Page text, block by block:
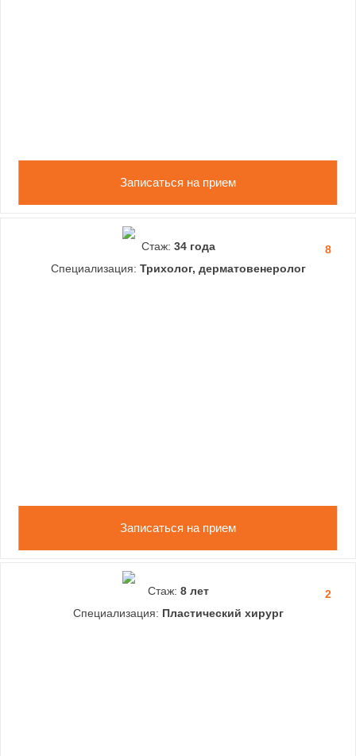
Записаться на прием
8
Стаж: 34 года
Специализация: Трихолог, дерматовенеролог
Записаться на прием
2
Стаж: 8 лет
Специализация: Пластический хирург